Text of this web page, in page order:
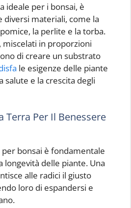
ideale per i bonsai, è
diversi materiali, come la
la perlite e la torba.
in proporzioni
di creare un substrato
le esigenze delle piante
salute e la crescita degli
Terra Per Il Benessere
bonsai è fondamentale
longevità delle piante. Una
alle radici il giusto
loro di espandersi e